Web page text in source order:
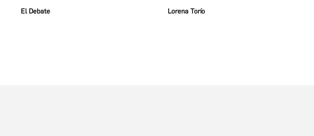
El Debate Lorena Torío